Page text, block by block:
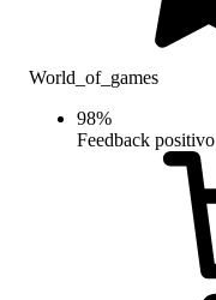
World_of_games
98%
Feedback positivo